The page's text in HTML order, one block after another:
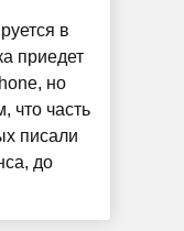
в
приедет
но
что часть
писали
до